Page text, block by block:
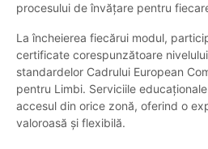
procesului de învățare pentru
La încheierea fiecărui modul,
certificate corespunzătoare
standardelor Cadrului European
pentru Limbi. Serviciile
accesul din orice zonă, oferind o
valoroasă și flexibilă.